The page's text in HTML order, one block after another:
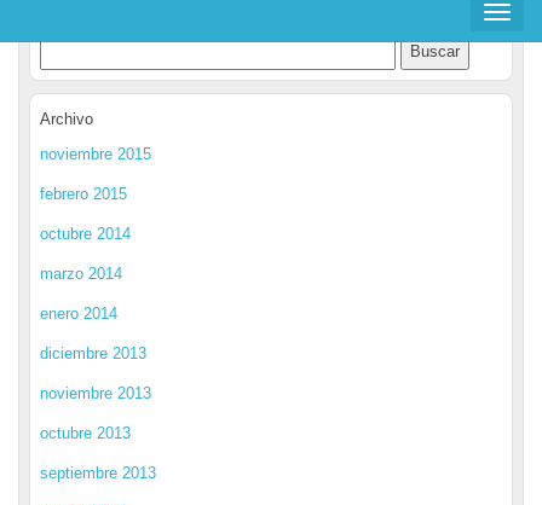
Toggle
Toggle
Archivo
noviembre 2015
febrero 2015
octubre 2014
marzo 2014
enero 2014
diciembre 2013
noviembre 2013
octubre 2013
septiembre 2013